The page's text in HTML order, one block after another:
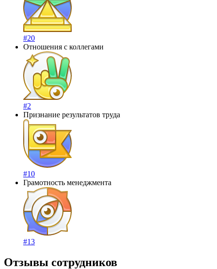
#20
Отношения с коллегами
#2
Признание результатов труда
#10
Грамотность менеджмента
#13
Отзывы сотрудников